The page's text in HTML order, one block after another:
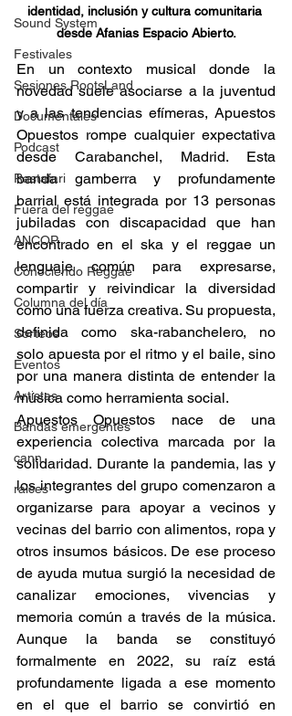
Sound System
Festivales
Sesiones RootsLand
Documentales
Podcast
Rastafari
Fuera del reggae
ANCOP
Conociendo Reggae
Columna del día
Sorteos
Eventos
Artistas
Bandas emergentes
cann
raices
identidad, inclusión y cultura comunitaria
desde Afanias Espacio Abierto.
En un contexto musical donde la
novedad suele asociarse a la juventud
y a las tendencias efímeras, Apuestos
Opuestos rompe cualquier expectativa
desde Carabanchel, Madrid. Esta
banda gamberra y profundamente
barrial está integrada por 13 personas
jubiladas con discapacidad que han
encontrado en el ska y el reggae un
lenguaje común para expresarse,
compartir y reivindicar la diversidad
como una fuerza creativa. Su propuesta,
definida como ska-rabanchelero, no
solo apuesta por el ritmo y el baile, sino
por una manera distinta de entender la
música como herramienta social.
Apuestos Opuestos nace de una
experiencia colectiva marcada por la
solidaridad. Durante la pandemia, las y
los integrantes del grupo comenzaron a
organizarse para apoyar a vecinos y
vecinas del barrio con alimentos, ropa y
otros insumos básicos. De ese proceso
de ayuda mutua surgió la necesidad de
canalizar emociones, vivencias y
memoria común a través de la música.
Aunque la banda se constituyó
formalmente en 2022, su raíz está
profundamente ligada a ese momento
en el que el barrio se convirtió en